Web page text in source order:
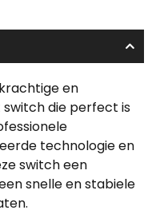
krachtige en
die perfect is
technologie en
switch een
snelle en stabiele